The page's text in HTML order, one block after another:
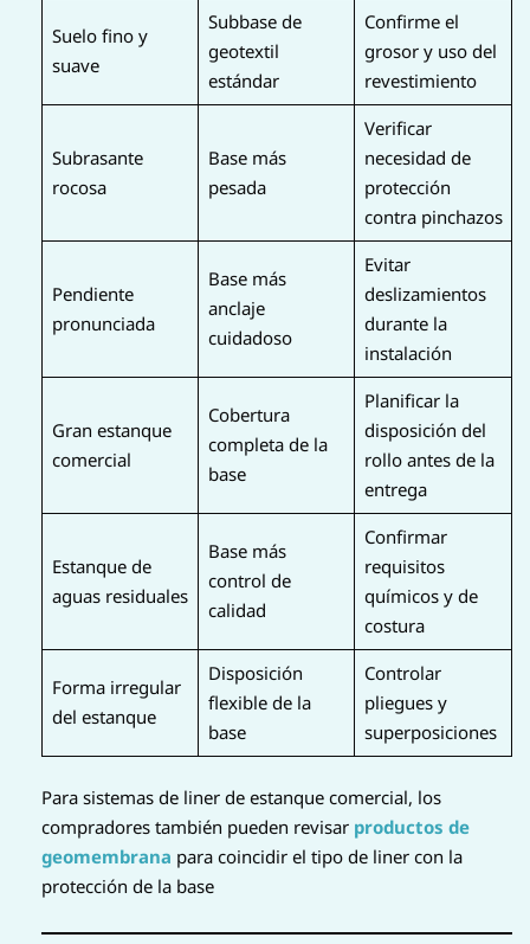
Suelo fino y
suave
Subbase de
geotextil
estándar
Confirme el
grosor y uso del
revestimiento
Subrasante
rocosa
Base más
pesada
Verificar
necesidad de
protección
contra pinchazos
Pendiente
pronunciada
Base más
anclaje
cuidadoso
Evitar
deslizamientos
durante la
instalación
Gran estanque
comercial
Cobertura
completa de la
base
Planificar la
disposición del
rollo antes de la
entrega
Estanque de
aguas residuales
Base más
control de
calidad
Confirmar
requisitos
químicos y de
costura
Forma irregular
del estanque
Disposición
flexible de la
base
Controlar
pliegues y
superposiciones
Para sistemas de liner de estanque comercial, los
compradores también pueden revisar productos de
geomembrana para coincidir el tipo de liner con la
protección de la base